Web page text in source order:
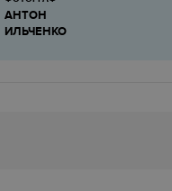
АНТОН
ИЛЬЧЕНКО